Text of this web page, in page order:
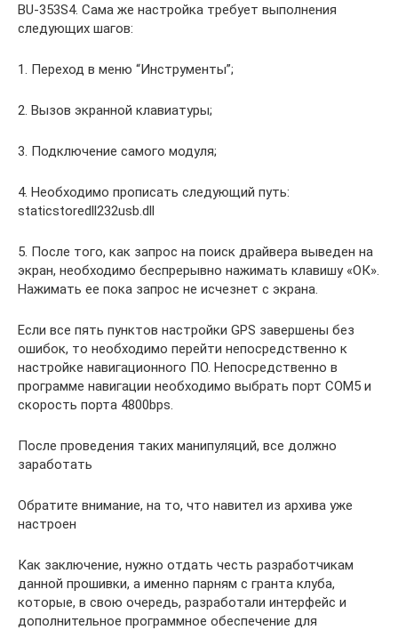
BU-353S4. Сама же настройка требует выполнения
следующих шагов:
1. Переход в меню “Инструменты”;
2. Вызов экранной клавиатуры;
3. Подключение самого модуля;
4. Необходимо прописать следующий путь:
staticstoredll232usb.dll
5. После того, как запрос на поиск драйвера выведен на
экран, необходимо беспрерывно нажимать клавишу «ОК».
Нажимать ее пока запрос не исчезнет с экрана.
Если все пять пунктов настройки GPS завершены без
ошибок, то необходимо перейти непосредственно к
настройке навигационного ПО. Непосредственно в
программе навигации необходимо выбрать порт COM5 и
скорость порта 4800bps.
После проведения таких манипуляций, все должно
заработать
Обратите внимание, на то, что навител из архива уже
настроен
Как заключение, нужно отдать честь разработчикам
данной прошивки, а именно парням с гранта клуба,
которые, в свою очередь, разработали интерфейс и
дополнительное программное обеспечение для